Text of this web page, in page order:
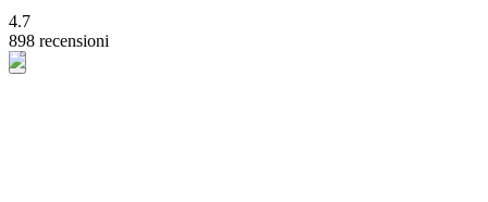
4.7
898 recensioni